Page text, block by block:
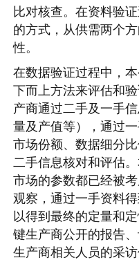
比对核查。在资料验
的方式，从供需两个
性。
在数据验证过程中，
下而上方法来评估和
产商通过二手及一手
量及产值等），通过
市场份额、数据细分
二手信息核对和评估
市场的参数都已经被
观察，通过一手资料
以得到最终的定量和
键生产商公开的报告
生产商相关人员的采访